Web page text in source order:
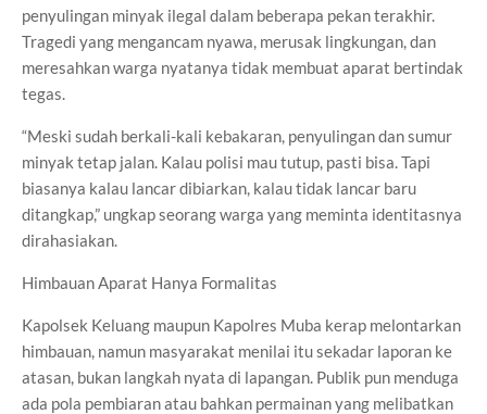
penyulingan minyak ilegal dalam beberapa pekan terakhir.
Tragedi yang mengancam nyawa, merusak lingkungan, dan
meresahkan warga nyatanya tidak membuat aparat bertindak
tegas.
“Meski sudah berkali-kali kebakaran, penyulingan dan sumur
minyak tetap jalan. Kalau polisi mau tutup, pasti bisa. Tapi
biasanya kalau lancar dibiarkan, kalau tidak lancar baru
ditangkap,” ungkap seorang warga yang meminta identitasnya
dirahasiakan.
Himbauan Aparat Hanya Formalitas
Kapolsek Keluang maupun Kapolres Muba kerap melontarkan
himbauan, namun masyarakat menilai itu sekadar laporan ke
atasan, bukan langkah nyata di lapangan. Publik pun menduga
ada pola pembiaran atau bahkan permainan yang melibatkan